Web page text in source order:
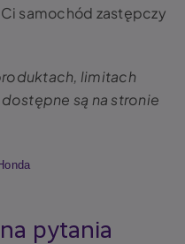
samochód zastępczy
limitach
są na stronie
pytania